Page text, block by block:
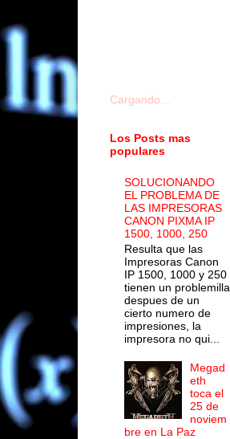
Cargando...
Los Posts mas
populares
SOLUCIONANDO
EL PROBLEMA DE
LAS IMPRESORAS
CANON PIXMA IP
1500, 1000, 250
Resulta que las
Impresoras Canon
IP 1500, 1000 y 250
tienen un problemilla
despues de un
cierto numero de
impresiones, la
impresora no qui...
Megad
eth
toca el
25 de
noviem
bre en La Paz